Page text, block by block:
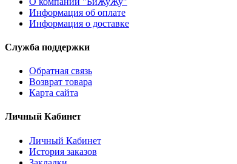
Информация об оплате
Информация о доставке
Служба поддержки
Обратная связь
Возврат товара
Карта сайта
Личный Кабинет
Личный Кабинет
История заказов